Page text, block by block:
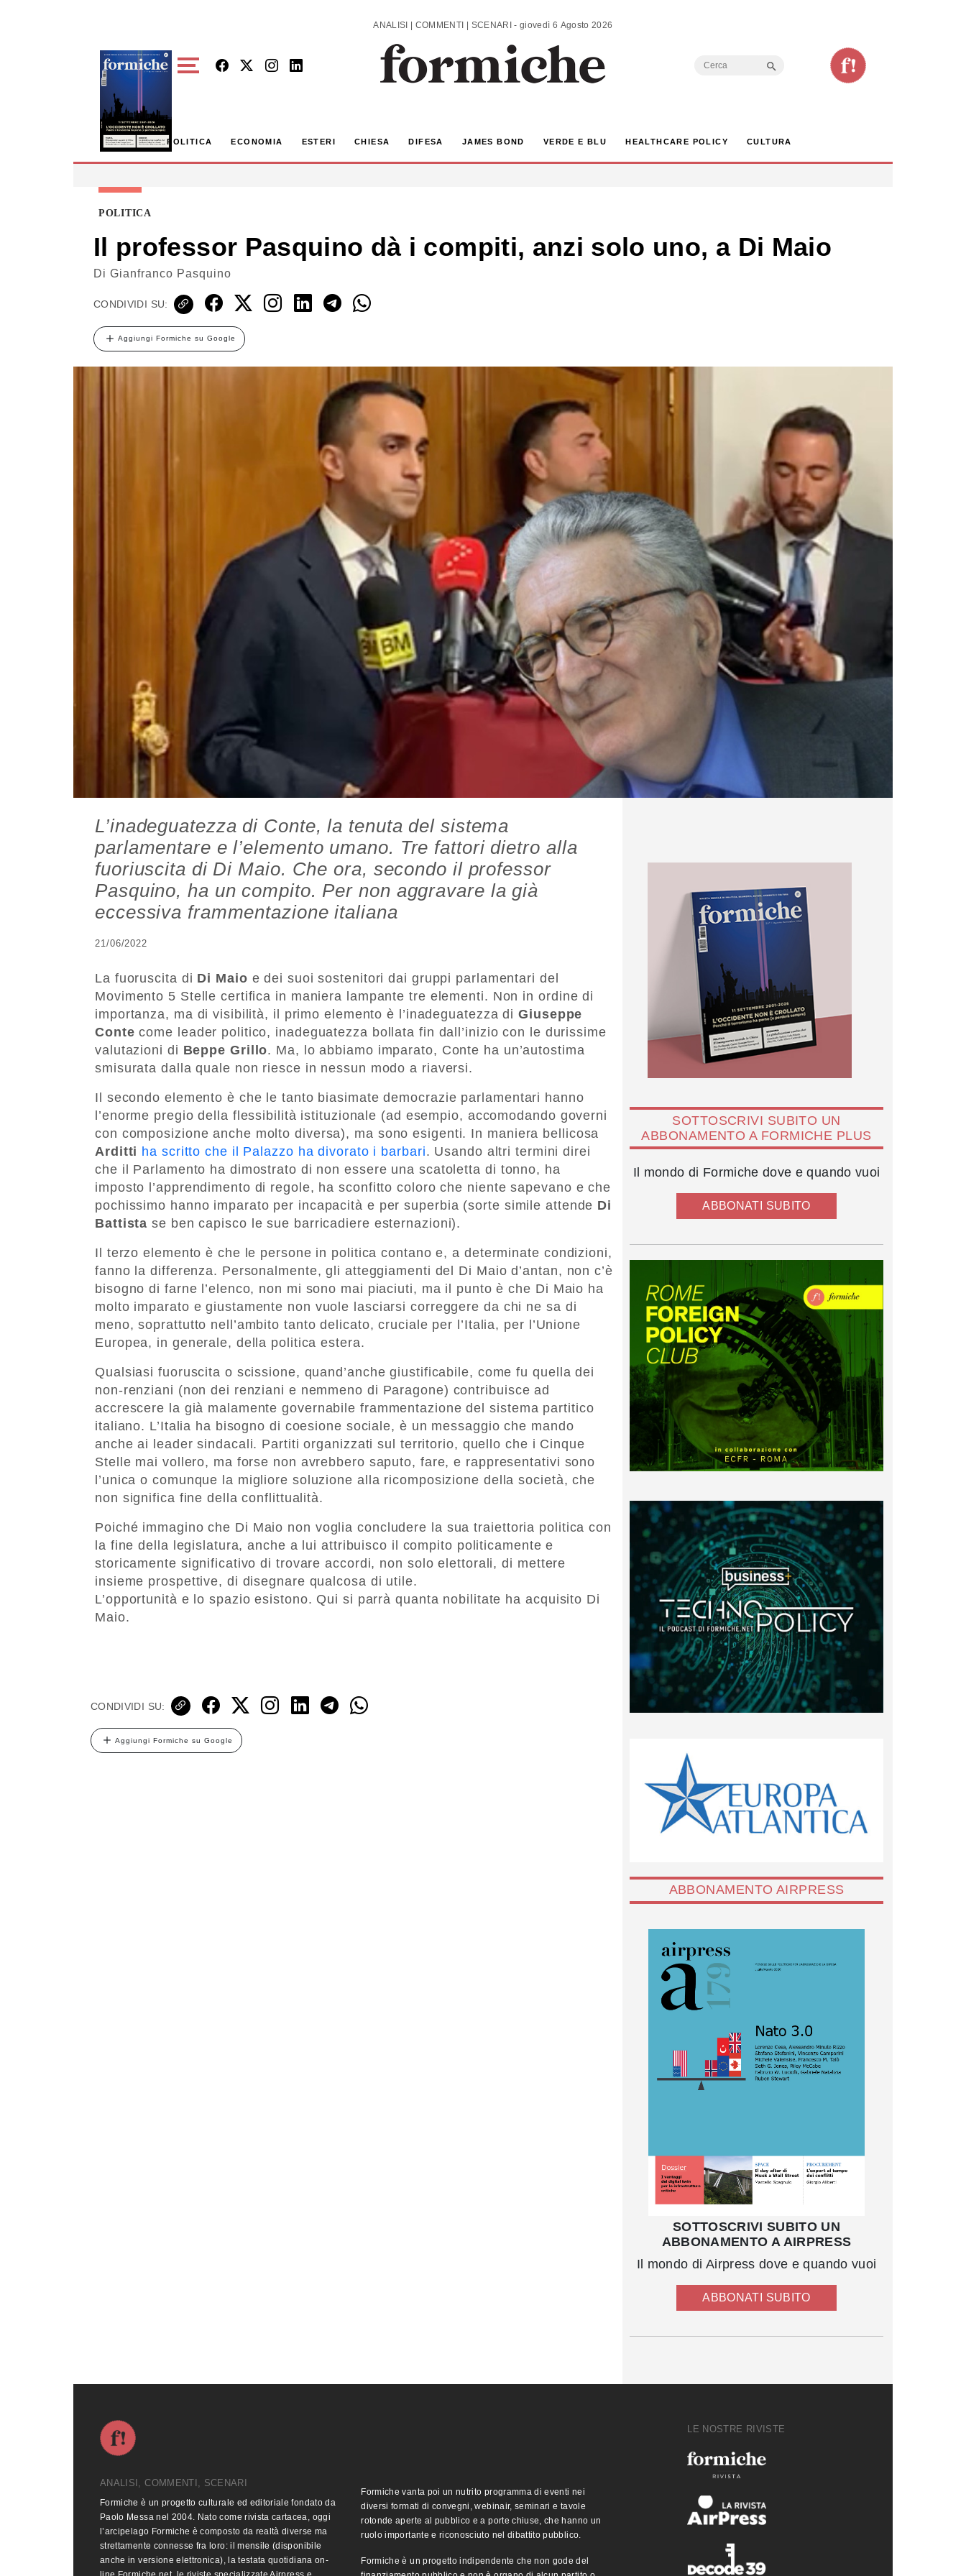
ANALISI | COMMENTI | SCENARI - giovedì 6 Agosto 2026
Search
POLITICA ECONOMIA ESTERI CHIESA DIFESA JAMES BOND VERDE E BLU HEALTHCARE POLICY CULTURA
POLITICA
Il professor Pasquino dà i compiti, anzi solo uno, a Di Maio
Di Gianfranco Pasquino
CONDIVIDI SU:
Aggiungi Formiche su Google
L’inadeguatezza di Conte, la tenuta del sistema
parlamentare e l’elemento umano. Tre fattori dietro alla
fuoriuscita di Di Maio. Che ora, secondo il professor
Pasquino, ha un compito. Per non aggravare la già
eccessiva frammentazione italiana
21/06/2022
La fuoruscita di Di Maio e dei suoi sostenitori dai gruppi parlamentari del
Movimento 5 Stelle certifica in maniera lampante tre elementi. Non in ordine di
importanza, ma di visibilità, il primo elemento è l’inadeguatezza diGiuseppe
Conte come leader politico, inadeguatezza bollata fin dall’inizio con le durissime
valutazioni di Beppe Grillo. Ma, lo abbiamo imparato, Conte ha un’autostima
smisurata dalla quale non riesce in nessun modo a riaversi.
Il secondo elemento è che le tanto biasimate democrazie parlamentari hanno
l’enorme pregio della flessibilità istituzionale (ad esempio, accomodando governi
con composizione anche molto diversa), ma sono esigenti. In maniera bellicosa
Arditti ha scritto che il Palazzo ha divorato i barbari. Usando altri termini direi
che il Parlamento ha dimostrato di non essere una scatoletta di tonno, ha
imposto l’apprendimento di regole, ha sconfitto coloro che niente sapevano e che
pochissimo hanno imparato per incapacità e per superbia (sorte simile attende Di
Battista se ben capisco le sue barricadiere esternazioni).
Il terzo elemento è che le persone in politica contano e, a determinate condizioni,
fanno la differenza. Personalmente, gli atteggiamenti del Di Maio d’antan, non c’è
bisogno di farne l’elenco, non mi sono mai piaciuti, ma il punto è che Di Maio ha
molto imparato e giustamente non vuole lasciarsi correggere da chi ne sa di
meno, soprattutto nell’ambito tanto delicato, cruciale per l’Italia, per l’Unione
Europea, in generale, della politica estera.
Qualsiasi fuoruscita o scissione, quand’anche giustificabile, come fu quella dei
non-renziani (non dei renziani e nemmeno di Paragone) contribuisce ad
accrescere la già malamente governabile frammentazione del sistema partitico
italiano. L’Italia ha bisogno di coesione sociale, è un messaggio che mando
anche ai leader sindacali. Partiti organizzati sul territorio, quello che i Cinque
Stelle mai vollero, ma forse non avrebbero saputo, fare, e rappresentativi sono
l’unica o comunque la migliore soluzione alla ricomposizione della società, che
non significa fine della conflittualità.
Poiché immagino che Di Maio non voglia concludere la sua traiettoria politica con
la fine della legislatura, anche a lui attribuisco il compito politicamente e
storicamente significativo di trovare accordi, non solo elettorali, di mettere
insieme prospettive, di disegnare qualcosa di utile.
L’opportunità e lo spazio esistono. Qui si parrà quanta nobilitate ha acquisito Di
Maio.
CONDIVIDI SU:
Aggiungi Formiche su Google
SOTTOSCRIVI SUBITO UN
ABBONAMENTO A FORMICHE PLUS
Il mondo di Formiche dove e quando vuoi
ABBONATI SUBITO
ABBONAMENTO AIRPRESS
SOTTOSCRIVI SUBITO UN
ABBONAMENTO A AIRPRESS
Il mondo di Airpress dove e quando vuoi
ABBONATI SUBITO
ANALISI, COMMENTI, SCENARI
Formiche è un progetto culturale ed editoriale fondato da
Paolo Messa nel 2004. Nato come rivista cartacea, oggi
l’arcipelago Formiche è composto da realtà diverse ma
strettamente connesse fra loro: il mensile (disponibile
anche in versione elettronica), la testata quotidiana on-
Formiche vanta poi un nutrito programma di eventi nei
diversi formati di convegni, webinair, seminari e tavole
rotonde aperte al pubblico e a porte chiuse, che hanno un
ruolo importante e riconosciuto nel dibattito pubblico.
Formiche è un progetto indipendente che non gode del
LE NOSTRE RIVISTE